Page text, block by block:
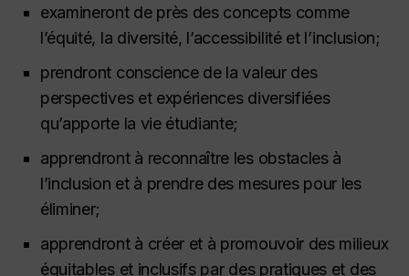
examineront de près des concepts comme
l’équité, la diversité, l’accessibilité et l’inclusion;
prendront conscience de la valeur des
perspectives et expériences diversifiées
qu’apporte la vie étudiante;
apprendront à reconnaître les obstacles à
l’inclusion et à prendre des mesures pour les
éliminer;
apprendront à créer et à promouvoir des milieux
équitables et inclusifs par des pratiques et des